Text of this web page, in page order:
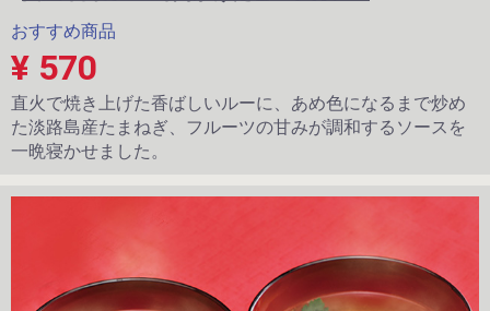
おすすめ商品
¥ 570
直火で焼き上げた香ばしいルーに、あめ色になるまで炒め
た淡路島産たまねぎ、フルーツの甘みが調和するソースを
一晩寝かせました。